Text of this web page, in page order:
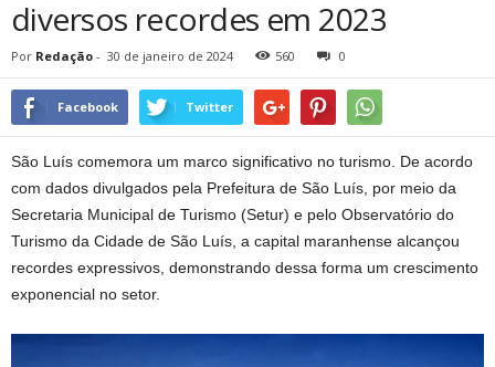
diversos recordes em 2023
Por Redação - 30 de janeiro de 2024 560 0
Facebook Twitter
São Luís comemora um marco significativo no turismo. De acordo
com dados divulgados pela Prefeitura de São Luís, por meio da
Secretaria Municipal de Turismo (Setur) e pelo Observatório do
Turismo da Cidade de São Luís, a capital maranhense alcançou
recordes expressivos, demonstrando dessa forma um crescimento
exponencial no setor.